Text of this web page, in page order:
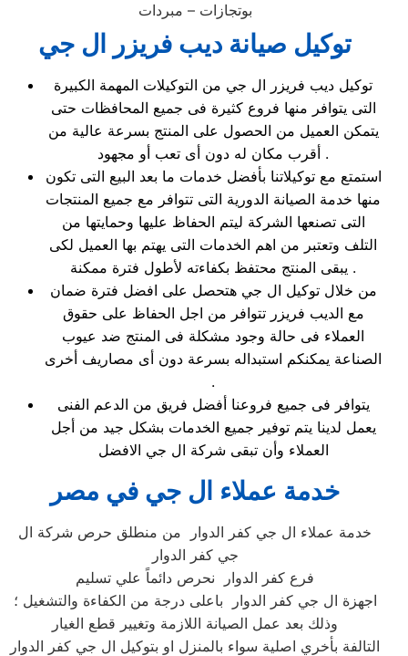
بوتجازات – مبردات
توكيل صيانة ديب فريزر ال جي
توكيل ديب فريزر ال جي من التوكيلات المهمة الكبيرة
التى يتوافر منها فروع كثيرة فى جميع المحافظات حتى
يتمكن العميل من الحصول على المنتج بسرعة عالية من
أقرب مكان له دون أى تعب أو مجهود .
استمتع مع توكيلاتنا بأفضل خدمات ما بعد البيع التى تكون
منها خدمة الصيانة الدورية التى تتوافر مع جميع المنتجات
التى تصنعها الشركة ليتم الحفاظ عليها وحمايتها من
التلف وتعتبر من اهم الخدمات التى يهتم بها العميل لكى
يبقى المنتج محتفظ بكفاءته لأطول فترة ممكنة .
من خلال توكيل ال جي هتحصل على افضل فترة ضمان
مع الديب فريزر تتوافر من اجل الحفاظ على حقوق
العملاء فى حالة وجود مشكلة فى المنتج ضد عيوب
الصناعة يمكنكم استبداله بسرعة دون أى مصاريف أخرى
.
يتوافر فى جميع فروعنا أفضل فريق من الدعم الفنى
يعمل لدينا يتم توفير جميع الخدمات بشكل جيد من أجل
العملاء وأن تبقى شركة ال جي الافضل
خدمة عملاء ال جي في مصر
خدمة عملاء ال جي كفر الدوار من منطلق حرص شركة ال
جي كفر الدوار
فرع كفر الدوار نحرص دائماً علي تسليم
اجهزة ال جي كفر الدوار باعلى درجة من الكفاءة والتشغيل ؛
وذلك بعد عمل الصيانة اللازمة وتغيير قطع الغيار
التالفة بأخري اصلية سواء بالمنزل او بتوكيل ال جي كفر الدوار